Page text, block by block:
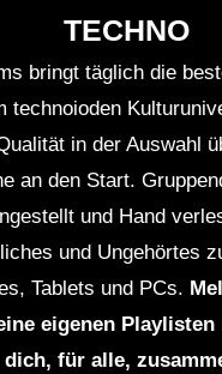
TECHNO
bringt täglich die
technoioden
in der Auswahl
an den Start.
und Hand
und Ungehörtes
Tablets und PCs.
eigenen
dich, für alle,